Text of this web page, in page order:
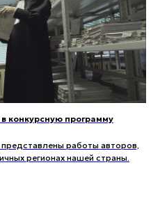
конкурсную программу
работы авторов,
регионах нашей страны.